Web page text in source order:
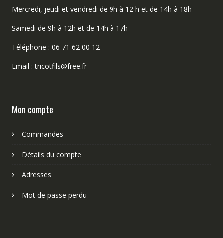
Mercredi, jeudi et vendredi de 9h à 12 h et de 14h à 18h
Samedi de 9h à 12h et de 14h à 17h
Téléphone : 06 71 62 00 12
Email : tricotfils@free.fr
Mon compte
Commandes
Détails du compte
Adresses
Mot de passe perdu